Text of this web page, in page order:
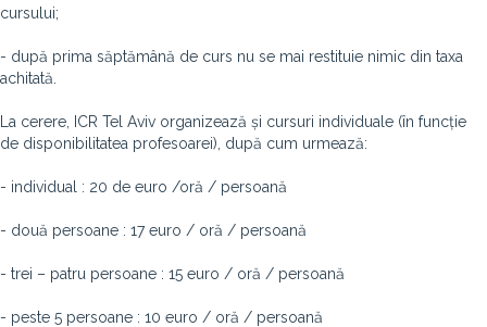
cursului;
- după prima săptămână de curs nu se mai restituie nimic din taxa
achitată.
La cerere, ICR Tel Aviv organizează și cursuri individuale (în funcție
de disponibilitatea profesoarei), după cum urmează:
- individual : 20 de euro /oră / persoană
- două persoane : 17 euro / oră / persoană
- trei – patru persoane : 15 euro / oră / persoană
- peste 5 persoane : 10 euro / oră / persoană